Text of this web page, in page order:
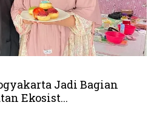
Jadi Bagian
Ekosist...